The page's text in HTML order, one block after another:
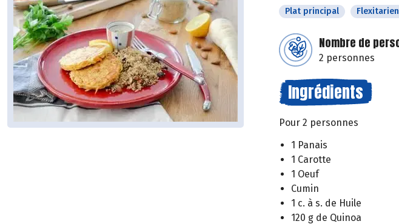
Plat principal Flexitarien
Nombre de
2 personnes
Ingrédients
Pour 2 personnes
1 Panais
1 Carotte
1 Oeuf
Cumin
1 c. à s. de Huile
120 g de Quinoa